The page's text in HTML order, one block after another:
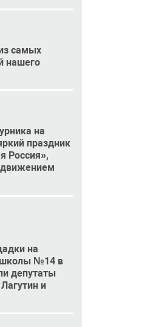
самых
нашего
на
праздник
Россия»,
на
школы №14 в
депутаты
и